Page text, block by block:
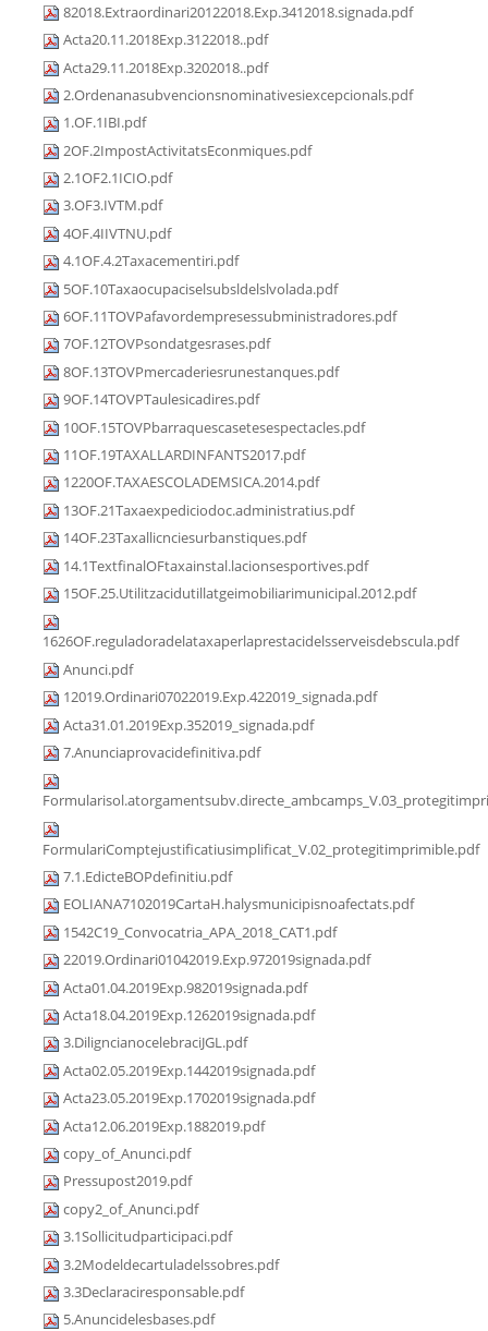
82018.Extraordinari20122018.Exp.3412018.signada.pdf
Acta20.11.2018Exp.3122018..pdf
Acta29.11.2018Exp.3202018..pdf
2.Ordenanasubvencionsnominativesiexcepcionals.pdf
1.OF.1IBI.pdf
2OF.2ImpostActivitatsEconmiques.pdf
2.1OF2.1ICIO.pdf
3.OF3.IVTM.pdf
4OF.4IIVTNU.pdf
4.1OF.4.2Taxacementiri.pdf
5OF.10Taxaocupaciselsubsldelslvolada.pdf
6OF.11TOVPafavordempresessubministradores.pdf
7OF.12TOVPsondatgesrases.pdf
8OF.13TOVPmercaderiesrunestanques.pdf
9OF.14TOVPTaulesicadires.pdf
10OF.15TOVPbarraquescasetesespectacles.pdf
11OF.19TAXALLARDINFANTS2017.pdf
1220OF.TAXAESCOLADEMSICA.2014.pdf
13OF.21Taxaexpediciodoc.administratius.pdf
14OF.23Taxallicnciesurbanstiques.pdf
14.1TextfinalOFtaxainstal.lacionsesportives.pdf
15OF.25.Utilitzacidutillatgeimobiliarimunicipal.2012.pdf
1626OF.reguladoradelataxaperlaprestacidelsserveisdebscula.pdf
Anunci.pdf
12019.Ordinari07022019.Exp.422019_signada.pdf
Acta31.01.2019Exp.352019_signada.pdf
7.Anunciaprovacidefinitiva.pdf
FormulariComptejustificatiusimplificat_V.02_protegitimprimible.pdf
7.1.EdicteBOPdefinitiu.pdf
EOLIANA7102019CartaH.halysmunicipisnoafectats.pdf
1542C19_Convocatria_APA_2018_CAT1.pdf
22019.Ordinari01042019.Exp.972019signada.pdf
Acta01.04.2019Exp.982019signada.pdf
Acta18.04.2019Exp.1262019signada.pdf
3.DiligncianocelebraciJGL.pdf
Acta02.05.2019Exp.1442019signada.pdf
Acta23.05.2019Exp.1702019signada.pdf
Acta12.06.2019Exp.1882019.pdf
copy_of_Anunci.pdf
Pressupost2019.pdf
copy2_of_Anunci.pdf
3.1Sollicitudparticipaci.pdf
3.2Modeldecartuladelssobres.pdf
3.3Declaraciresponsable.pdf
5.Anuncidelesbases.pdf